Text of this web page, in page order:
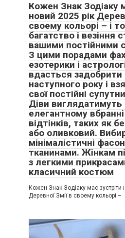
Кожен Знак Зодіаку
новий 2025 рік
своему кольорі – і
багатство і везіння
вашими постійними
З цими порадами
езотерики і
вдасться
наступного року і
свої постійні
Діви
елегантному
відтінків, таких як
або оливковий.
мінімалістичні
тканинами. Жінкам
з легкими
класичний костюм
Кожен Знак Зодіаку має зустріти
Деревної Змії в своему кольорі –